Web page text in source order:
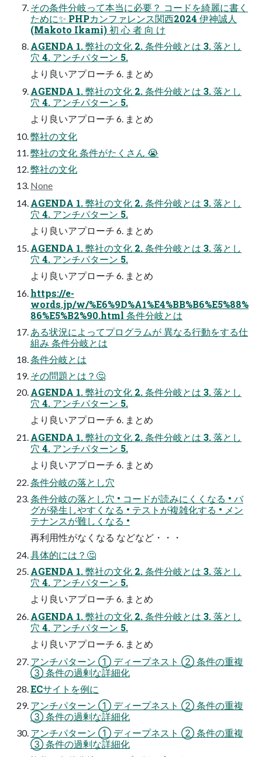
その条件分岐って本当に必要？ コードを綺麗に書く
ために✨ PHPカンファレンス関西2024 伊神誠人
(Makoto Ikami) 初 心 者 向 け
AGENDA 1. 弊社の文化 2. 条件分岐とは 3. 落とし
穴 4. アンチパターン 5.
より良いアプローチ 6. まとめ
AGENDA 1. 弊社の文化 2. 条件分岐とは 3. 落とし
穴 4. アンチパターン 5.
より良いアプローチ 6. まとめ
弊社の文化
弊社の文化 条件がたくさん 😭
弊社の文化
None
AGENDA 1. 弊社の文化 2. 条件分岐とは 3. 落とし
穴 4. アンチパターン 5.
より良いアプローチ 6. まとめ
AGENDA 1. 弊社の文化 2. 条件分岐とは 3. 落とし
穴 4. アンチパターン 5.
より良いアプローチ 6. まとめ
https://e-
words.jp/w/%E6%9D%A1%E4%BB%B6%E5%88%
86%E5%B2%90.html 条件分岐とは
ある状況によってプログラムが 異なる行動をする仕
組み 条件分岐とは
条件分岐とは
その問題とは？🤔
AGENDA 1. 弊社の文化 2. 条件分岐とは 3. 落とし
穴 4. アンチパターン 5.
より良いアプローチ 6. まとめ
AGENDA 1. 弊社の文化 2. 条件分岐とは 3. 落とし
穴 4. アンチパターン 5.
より良いアプローチ 6. まとめ
条件分岐の落とし穴
条件分岐の落とし穴 • コードが読みにくくなる • バ
グが発生しやすくなる • テストが複雑化する • メン
テナンスが難しくなる •
再利用性がなくなる などなど・・・
具体的には？🤔
AGENDA 1. 弊社の文化 2. 条件分岐とは 3. 落とし
穴 4. アンチパターン 5.
より良いアプローチ 6. まとめ
AGENDA 1. 弊社の文化 2. 条件分岐とは 3. 落とし
穴 4. アンチパターン 5.
より良いアプローチ 6. まとめ
アンチパターン ① ディープネスト ② 条件の重複
③ 条件の過剰な詳細化
ECサイトを例に
アンチパターン ① ディープネスト ② 条件の重複
③ 条件の過剰な詳細化
アンチパターン ① ディープネスト ② 条件の重複
③ 条件の過剰な詳細化